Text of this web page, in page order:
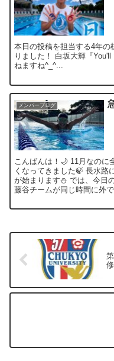
本日の投稿を担当する4年の
りました！ 白坂大輝『
ねますね^_^...
メンバーブログ
こんばんは！🌙 11月なのに
くなってきました🍃 長水路
が始まります⛄️ では、今日
藤谷チームが同じ時間に外で